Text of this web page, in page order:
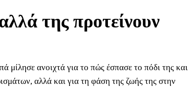
της προτείνουν
μίλησε ανοιχτά για το πώς έσπασε το πόδι της και
αλλά και για τη φάση της ζωής της στην